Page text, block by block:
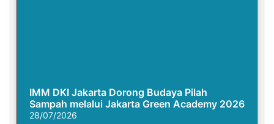
IMM DKI Jakarta Dorong Budaya Pilah
Sampah melalui Jakarta Green Academy 2026
28/07/2026